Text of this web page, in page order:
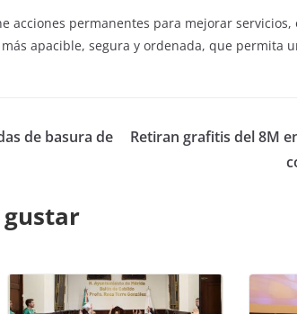
acciones permanentes para mejorar servicios,
apacible, segura y ordenada, que permita
de basura de
Retiran grafitis del 8M
gustar